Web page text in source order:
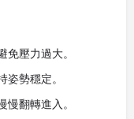
免壓力過大。
姿勢穩定。
慢翻轉進入。